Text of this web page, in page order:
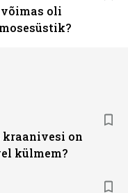
oli
kraanivesi on
külmem?